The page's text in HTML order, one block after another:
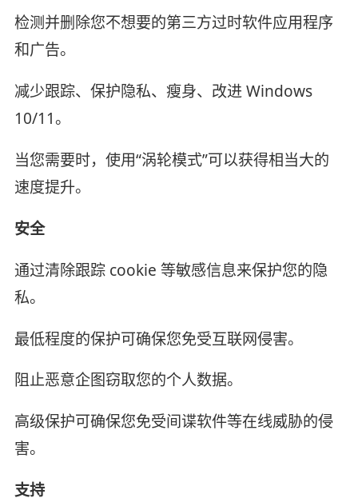
检测并删除您不想要的第三方过时软件应用程序
和广告。
减少跟踪、保护隐私、瘦身、改进 Windows
10/11。
当您需要时，使用“涡轮模式”可以获得相当大的
速度提升。
安全
通过清除跟踪 cookie 等敏感信息来保护您的隐
私。
最低程度的保护可确保您免受互联网侵害。
阻止恶意企图窃取您的个人数据。
高级保护可确保您免受间谍软件等在线威胁的侵
害。
支持